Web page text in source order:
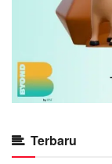
Terbaru